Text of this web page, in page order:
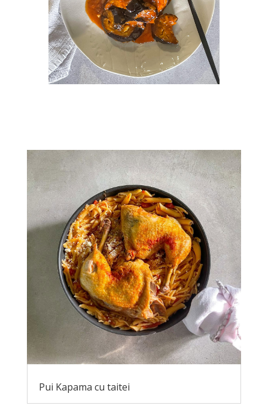
Pui Kapama cu taitei